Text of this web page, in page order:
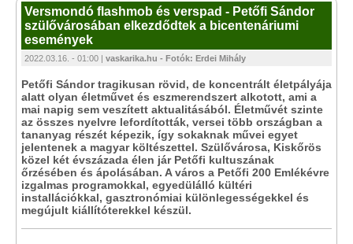
Versmondó flashmob és verspad - Petőfi Sándor
szülővárosában elkezdődtek a bicentenáriumi
események
2022.03.16. - 01:00 | vaskarika.hu - Fotók: Erdei Mihály
Petőfi Sándor tragikusan rövid, de koncentrált életpályája
alatt olyan életművet és eszmerendszert alkotott, ami a
mai napig sem veszített aktualitásából. Életművét szinte
az összes nyelvre lefordították, versei több országban a
tananyag részét képezik, így sokaknak művei egyet
jelentenek a magyar költészettel. Szülővárosa, Kiskőrös
közel két évszázada élen jár Petőfi kultuszának
őrzésében és ápolásában. A város a Petőfi 200 Emlékévre
izgalmas programokkal, egyedülálló kültéri
installációkkal, gasztronómiai különlegességekkel és
megújult kiállítóterekkel készül.